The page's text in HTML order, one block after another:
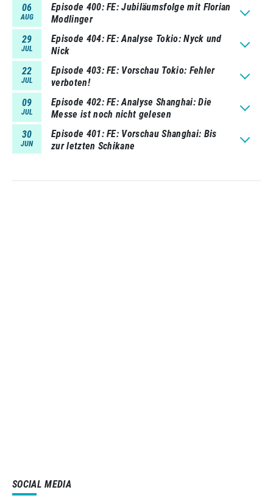
06
AUG
Episode 400 FE: Jubiläumsfolge mit Florian
Modlinger
29
JUL
Episode 404 FE: Analyse Tokio: Nyck und
Nick
22
JUL
Episode 403 FE: Vorschau Tokio: Fehler
verboten!
09
JUL
Episode 402 FE: Analyse Shanghai: Die
Messe ist noch nicht gelesen
30
JUN
Episode 401 FE: Vorschau Shanghai: Bis
zur letzten Schikane
SOCIAL MEDIA